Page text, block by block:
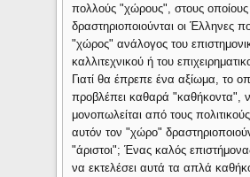
πολλούς "χώρους", στους
δραστηριοποιούνται οι Έλληνες
"χώρος" ανάλογος του
καλλιτεχνικού ή του
Γιατί θα έπρεπε ένα αξίωμα, το
προβλέπει καθαρά "καθήκοντα",
μονοπωλείται από τους
αυτόν τον "χώρο"
"άριστοι"; Ένας καλός
να εκτελέσει αυτά τα απλά